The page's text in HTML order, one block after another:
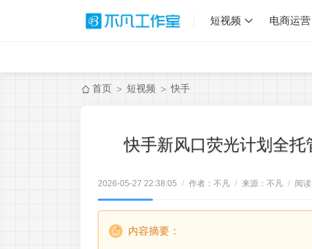
短视频 电商运营
首页 > 短视频 >快手
快手新风口荧光计划全
2026-05-27 22:38:05 / 作者：不凡 / 来源：不凡 / 阅读
内容摘要：